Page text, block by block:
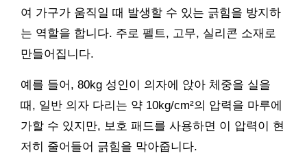
여 가구가 움직일 때 발생할 수 있는 긁힘을 방지하
는 역할을 합니다. 주로 펠트, 고무, 실리콘 소재로
만들어집니다.
예를 들어, 80kg 성인이 의자에 앉아 체중을 실을
때, 일반 의자 다리는 약 10kg/cm²의 압력을 마루에
가할 수 있지만, 보호 패드를 사용하면 이 압력이 현
저히 줄어들어 긁힘을 막아줍니다.